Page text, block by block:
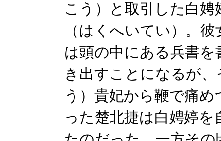
こう）と取引した白娉
（はくへいてい）。彼
は頭の中にある兵書を
き出すことになるが
う）貴妃から鞭で痛
った楚北捷は白娉婷